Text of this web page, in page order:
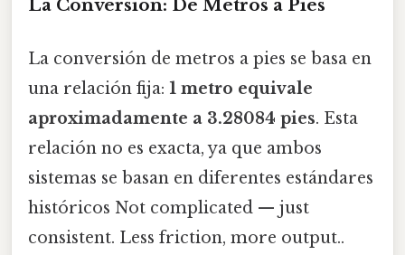
La Conversión: De Metros a Pies
La conversión de metros a pies se basa en
una relación fija: 1 metro equivale
aproximadamente a 3.28084 pies. Esta
relación no es exacta, ya que ambos
sistemas se basan en diferentes estándares
históricos Not complicated — just
consistent. Less friction, more output..